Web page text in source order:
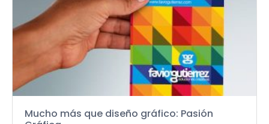
Mucho más que diseño gráfico: Pasión